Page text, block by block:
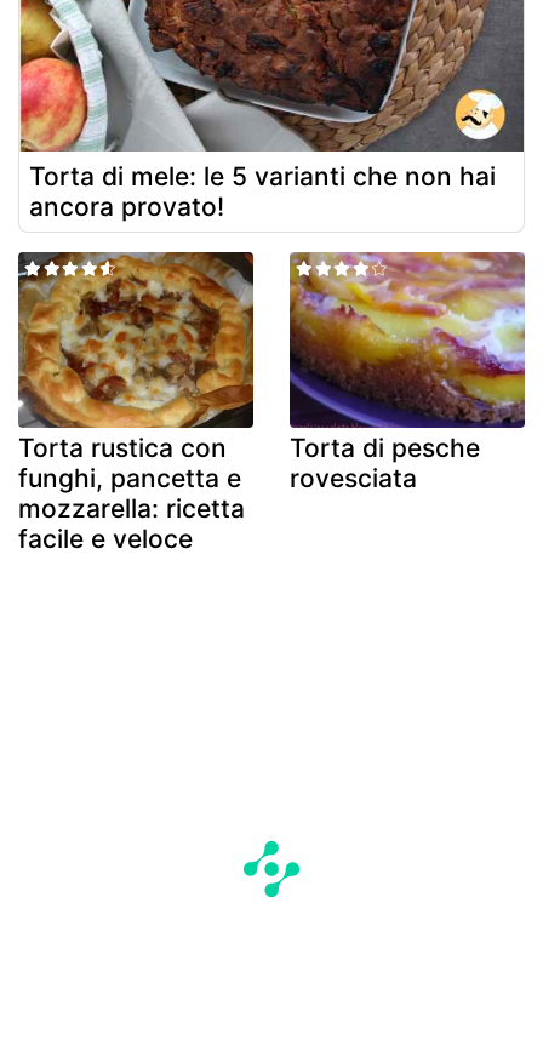
Torta di mele: le 5 varianti che non hai
ancora provato!
Torta rustica con
funghi, pancetta e
mozzarella: ricetta
facile e veloce
Torta di pesche
rovesciata